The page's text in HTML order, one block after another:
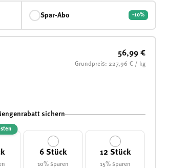
laden
in Galerieansicht laden
Spar-Abo -10%
56,99 €
Grundpreis: 227,96 € / kg
sichern
6 Stück
10% sparen
12 Stück
15% sparen